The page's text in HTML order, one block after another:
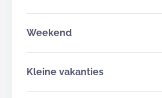
Weekend
Kleine vakanties